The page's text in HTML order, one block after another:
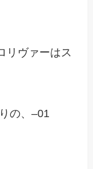
リヴァーはス
の、–01